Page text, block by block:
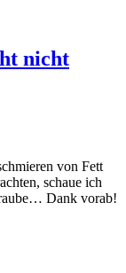
nicht
von Fett
schaue ich
Dank vorab!